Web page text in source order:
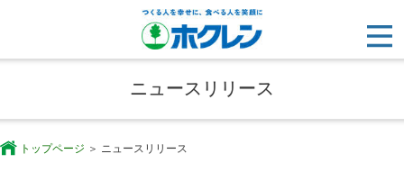
ニュースリリース
トップページ ニュースリリース